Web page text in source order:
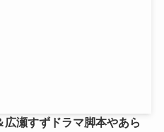
広瀬すずドラマ脚本やあら